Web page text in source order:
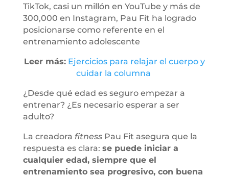
TikTok, casi un millón en YouTube y más de
300,000 en Instagram, Pau Fit ha logrado
posicionarse como referente en el
entrenamiento adolescente
Leer más: Ejercicios para relajar el cuerpo y
cuidar la columna
¿Desde qué edad es seguro empezar a
entrenar? ¿Es necesario esperar a ser
adulto?
La creadora fitness Pau Fit asegura que la
respuesta es clara: se puede iniciar a
cualquier edad, siempre que el
entrenamiento sea progresivo, con buena